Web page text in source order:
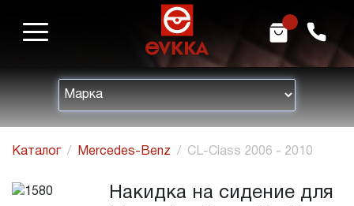
h m
Каталог Mercedes-Benz CL-Class 2006 - 2010
Накидка на сидение для